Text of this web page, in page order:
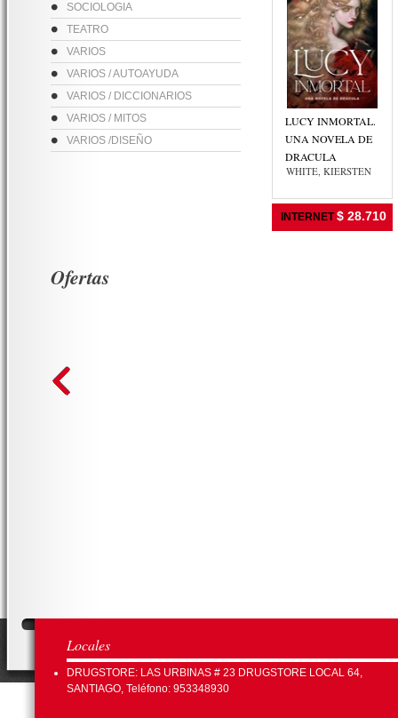
SOCIOLOGIA
TEATRO
VARIOS
VARIOS / AUTOAYUDA
VARIOS / DICCIONARIOS
VARIOS / MITOS
VARIOS /DISEÑO
LUCY INMORTAL.
UNA NOVELA DE
DRACULA
WHITE, KIERSTEN
INTERNET $ 28.710
Ofertas
Locales
DRUGSTORE: LAS URBINAS # 23 DRUGSTORE LOCAL 64,
SANTIAGO, Teléfono: 953348930